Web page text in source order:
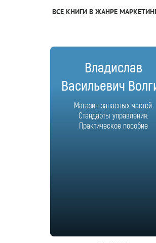
ВСЕ КНИГИ В ЖАНРЕ
Владислав
Васильевич
Магазин запасных частей.
Стандарты управления:
Практическое пособие